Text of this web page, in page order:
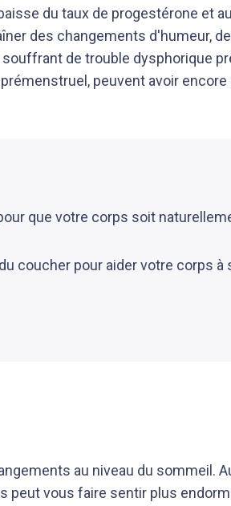
du taux de progestérone et
des changements d'humeur,
de trouble dysphorique
peuvent avoir encore
que votre corps soit
coucher pour aider votre corps à
au niveau du sommeil.
peut vous faire sentir plus